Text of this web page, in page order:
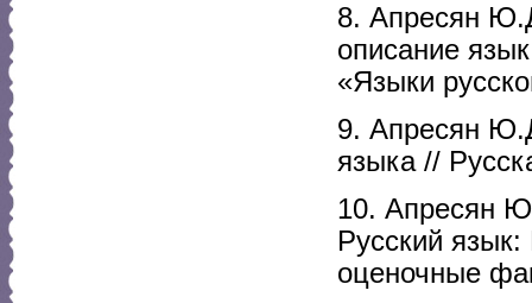
8. Апресян
описание
«Языки
9. Апресян
языка //
10. Апресян
Русский
оценочные